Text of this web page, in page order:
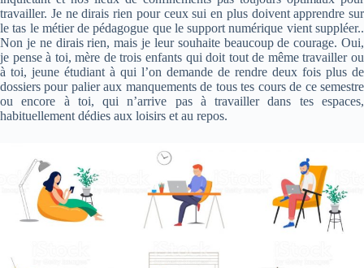
travailler. Je ne dirais rien pour ceux sui en plus doivent apprendre sur
le tas le métier de pédagogue que le support numérique vient suppléer..
Non je ne dirais rien, mais je leur souhaite beaucoup de courage. Oui,
je pense à toi, mère de trois enfants qui doit tout de même travailler ou
à toi, jeune étudiant à qui l’on demande de rendre deux fois plus de
dossiers pour palier aux manquements de tous tes cours de ce semestre
ou encore à toi, qui n’arrive pas à travailler dans tes espaces,
habituellement dédies aux loisirs et au repos.